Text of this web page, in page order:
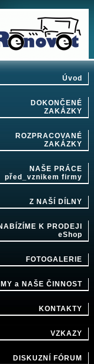
Úvod
DOKONČENÉ
ZAKÁZKY
ROZPRACOVANÉ
ZAKÁZKY
NAŠE PRÁCE
před_vznikem firmy
Z NAŠÍ DÍLNY
K PRODEJI
eShop
FOTOGALERIE
MY a NAŠE ČINNOST
KONTAKTY
VZKAZY
DISKUZNÍ FÓRUM